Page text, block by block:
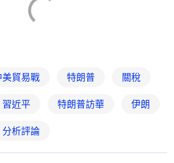
美貿易戰 特朗普 關稅
習近平 特朗普訪華 伊朗
分析評論